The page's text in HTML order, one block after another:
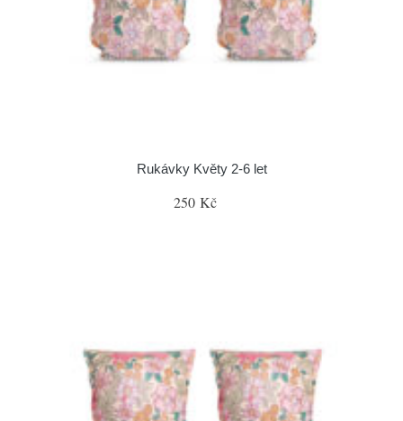
Rukávky Květy 2-6 let
250 Kč